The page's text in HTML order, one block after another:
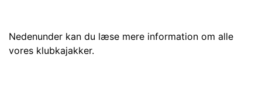
Nedenunder kan du læse mere information om alle
vores klubkajakker.